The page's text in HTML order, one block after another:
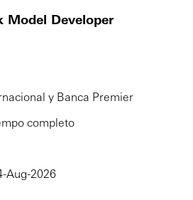
Model Developer
y Banca Premier
completo
Aug-2026